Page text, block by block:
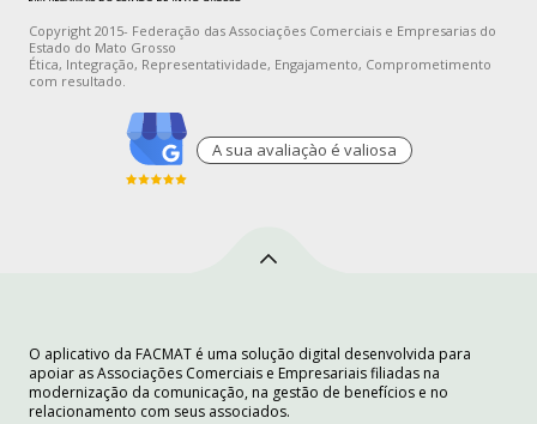
Copyright 2015- Federação das Associações Comerciais e Empresarias do
Estado do Mato Grosso
Ética, Integração, Representatividade, Engajamento, Comprometimento
com resultado.
A sua avaliaçào é valiosa
O aplicativo da FACMAT é uma solução digital desenvolvida para
apoiar as Associações Comerciais e Empresariais filiadas na
modernização da comunicação, na gestão de benefícios e no
relacionamento com seus associados.